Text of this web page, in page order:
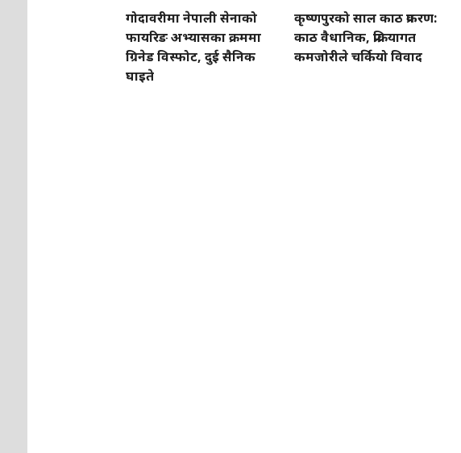
गोदावरीमा नेपाली सेनाको
फायरिङ अभ्यासका क्रममा
ग्रिनेड विस्फोट, दुई सैनिक
घाइते
कृष्णपुरको साल काठ प्रकरण:
काठ वैधानिक, प्रक्रियागत
कमजोरीले चर्कियो विवाद